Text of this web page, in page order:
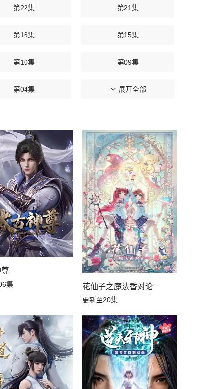
第22集 第21集
第16集 第15集
第10集 第09集
第04集 第03集
展开全部
尊
集 花仙子之魔法香对论
更新至20集